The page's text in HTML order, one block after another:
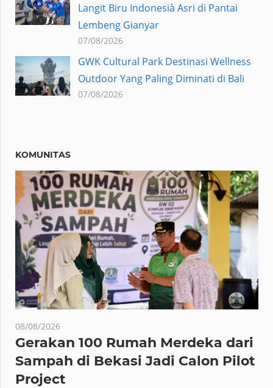
Langit Biru Indonesià Asri di Pantai
Lembeng Gianyar
07/08/2026
GWK Cultural Park Destinasi Wellness
Outdoor Yang Paling Diminati di Bali
07/08/2026
KOMUNITAS
08/08/2026
Gerakan 100 Rumah Merdeka dari
Sampah di Bekasi Jadi Calon Pilot
Project